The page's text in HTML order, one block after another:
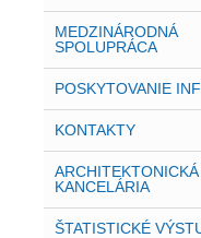
MEDZINÁRODNÁ
SPOLUPRÁCA
POSKYTOVANIE
KONTAKTY
ARCHITEKTONICKÁ
KANCELÁRIA
ŠTATISTICKÉ